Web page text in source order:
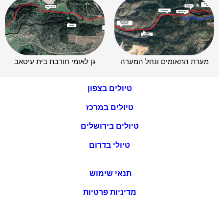
מערת התאומים ונחל המערה גן לאומי חורבת בית עיטאב
טיולים בצפון
טיולים במרכז
טיולים בירושלים
טיולי בדרום
תנאי שימוש
מדיניות פרטיות